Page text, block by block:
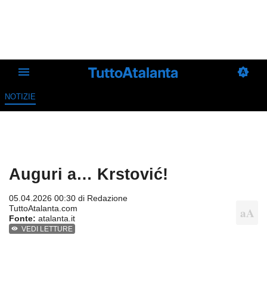
NOTIZIE
Auguri a… Krstović!
05.04.2026 00:30 di Redazione
TuttoAtalanta.com
Fonte: atalanta.it
VEDI LETTURE